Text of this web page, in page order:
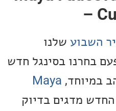
שלנו
חדש
Maya
בדיוק